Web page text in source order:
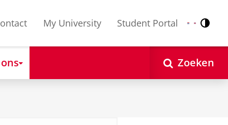
My University Student Portal Nederlands
English
Zoeken